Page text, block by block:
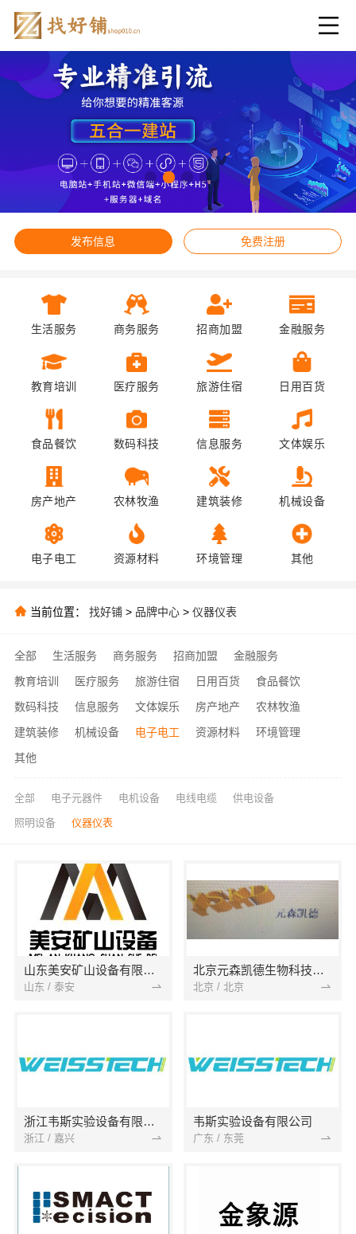
发布信息 免费注册
生活服务 商务服务 招商加盟 金融服务
教育培训 医疗服务 旅游住宿 日用百货
食品餐饮 数码科技 信息服务 文体娱乐
房产地产 农林牧渔 建筑装修 机械设备
电子电工 资源材料 环境管理 其他
当前位置： 找好铺 > 品牌中心 > 仪器仪表
全部 生活服务 商务服务 招商加盟
金融服务
教育培训
医疗服务 旅游住宿 日用百货
食品餐饮
数码科技
信息服务 文体娱乐 房产地产
农林牧渔
建筑装修
机械设备 电子电工 资源材料
环境管理
其他
全部 电子元器件 电机设备 电线电缆 供电设备
照明设备 仪器仪表
山东美安矿山设备有限公司
山东 / 泰安
北京元森凯德生物科技有限公司
北京 / 北京
浙江韦斯实验设备有限公司
浙江 / 嘉兴
韦斯实验设备有限公司
广东 / 东莞